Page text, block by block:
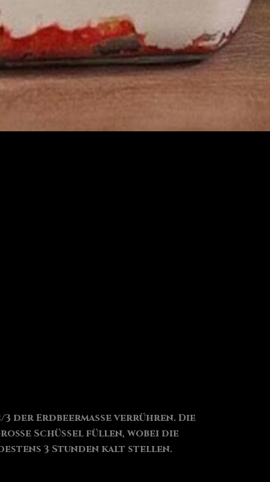
der Erdbeermasse verrühren. Die
Schüssel füllen, wobei die
3 Stunden kalt stellen.